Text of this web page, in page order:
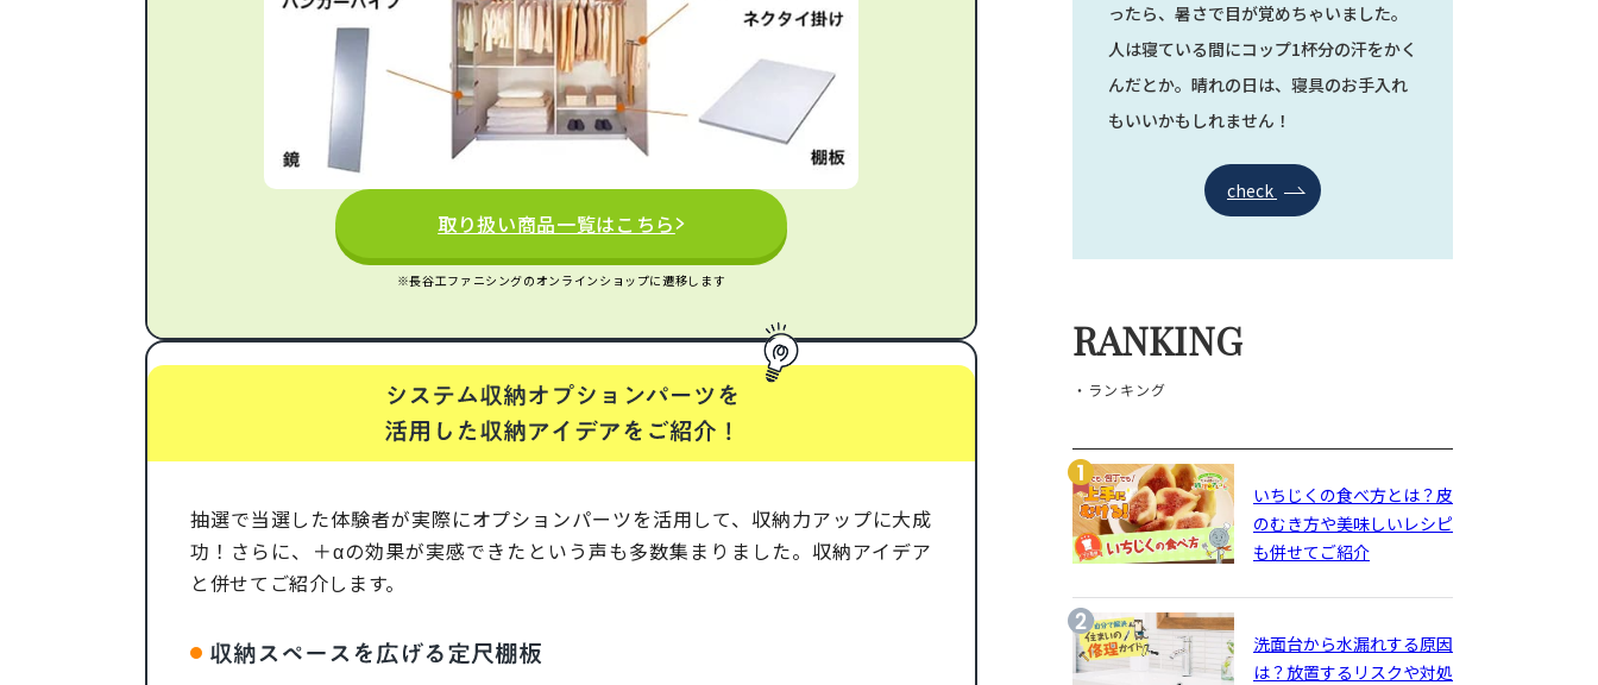
取り扱い商品一覧はこちら
※長谷工ファニシングのオンラインショップに遷移します
抽選で当選した体験者が実際にオプションパーツを活用して、収納力アップに大成
功！さらに、＋αの効果が実感できたという声も多数集まりました。収納アイデア
と併せてご紹介します。
ったら、暑さで目が覚めちゃいました。
人は寝ている間にコップ1杯分の汗をかく
んだとか。晴れの日は、寝具のお手入れ
もいいかもしれません！
check
RANKING
・ランキング
いちじくの食べ方とは？皮
のむき方や美味しいレシピ
も併せてご紹介
洗面台から水漏れする原因
は？放置するリスクや対処